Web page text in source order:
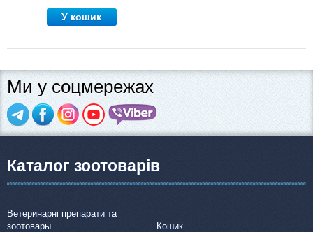
У кошик
Ми у соцмережах
Каталог зоотоварів
Ветеринарні препарати та
зоотовары
Кошик